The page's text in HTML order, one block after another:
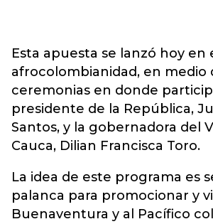
Esta apuesta se lanzó hoy en
afrocolombianidad, en medio
ceremonias en donde
presidente de la República,
Santos, y la gobernadora del
Cauca, Dilian Francisca Toro.
La idea de este programa es
palanca para promocionar y
Buenaventura y al Pacífico